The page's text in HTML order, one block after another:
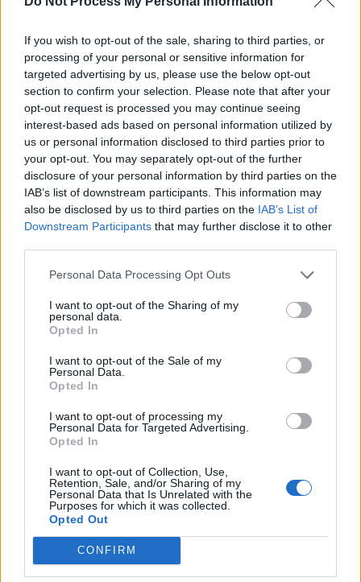
If you wish to opt-out of the sale, sharing to third parties, or
processing of your personal or sensitive information for
targeted advertising by us, please use the below opt-out
section to confirm your selection. Please note that after your
opt-out request is processed you may continue seeing
interest-based ads based on personal information utilized by
us or personal information disclosed to third parties prior to
your opt-out. You may separately opt-out of the further
disclosure of your personal information by third parties on the
IAB’s list of downstream participants. This information may
also be disclosed by us to third parties on the IAB’s List of
Downstream Participants that may further disclose it to other
Personal Data Processing Opt Outs
I want to opt-out of the Sharing of my
personal data.
Opted In
I want to opt-out of the Sale of my
Personal Data.
Opted In
I want to opt-out of processing my
Personal Data for Targeted Advertising.
Opted In
I want to opt-out of Collection, Use,
Retention, Sale, and/or Sharing of my
Personal Data that Is Unrelated with the
Purposes for which it was collected.
Opted Out
CONFIRM
ad
Sorin Ovidiu Bălan și
fiul său au țepuit
statul cu 3.000.000 €.
Pușcărie pentru fiul
„justițiarului” de la
OTV-RTV-EVZ-Antena
3